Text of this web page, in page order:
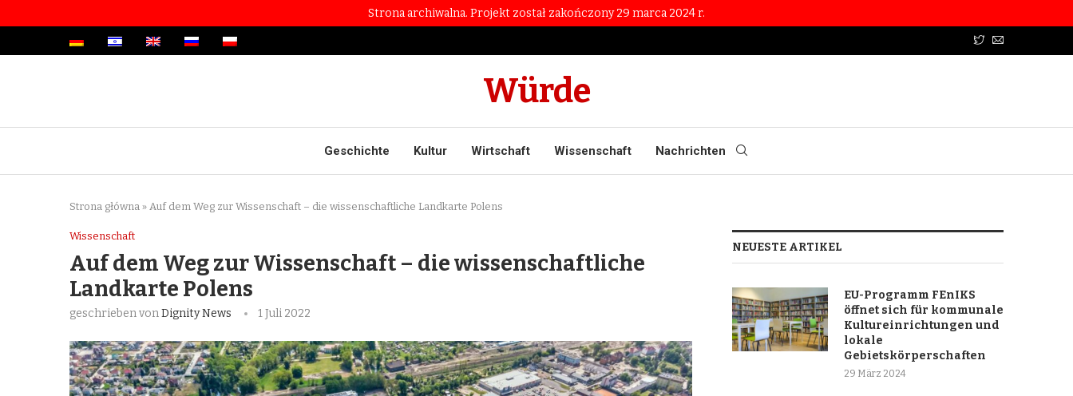
Strona archiwalna. Projekt został zakończony 29 marca 2024 r.
Würde
Geschichte Kultur Wirtschaft Wissenschaft Nachrichten
Strona główna » Auf dem Weg zur Wissenschaft – die wissenschaftliche Landkarte Polens
Wissenschaft
Auf dem Weg zur Wissenschaft – die wissenschaftliche
Landkarte Polens
geschrieben vonDignity News 1 Juli 2022
NEUESTE ARTIKEL
EU-Programm FEnIKS
öffnet sich für kommunale
Kultureinrichtungen und
lokale
Gebietskörperschaften
29 März 2024